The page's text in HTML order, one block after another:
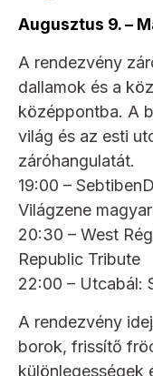
Augusztus 9. –
A rendezvény
dallamok és a
középpontba. A
világ és az esti
záróhangulatát.
19:00 –
Világzene
20:30 – West
Republic Tribute
22:00 – Utcabál:
A rendezvény
borok, frissítő
különlegességek